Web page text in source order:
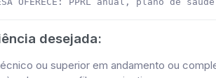
desejada:
ou superior em andamento ou